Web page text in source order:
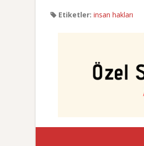
Etiketler: insan hakları